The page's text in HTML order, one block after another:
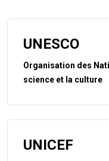
UNESCO
Organisation des
science et la culture
UNICEF